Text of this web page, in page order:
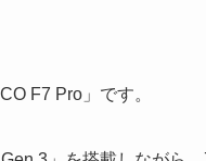
F7 Pro」です。